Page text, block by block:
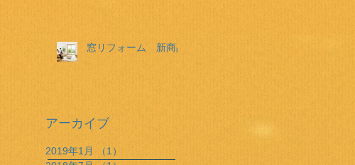
窓リフォーム 新商品
アーカイブ
2019年1月 （1）
1件の記事